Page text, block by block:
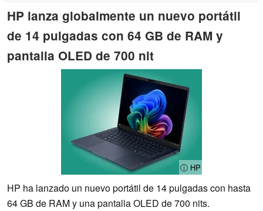
HP lanza globalmente un nuevo portátil
de 14 pulgadas con 64 GB de RAM y
pantalla OLED de 700 nit
ⓘ HP
HP ha lanzado un nuevo portátil de 14 pulgadas con hasta
64 GB de RAM y una pantalla OLED de 700 nits.